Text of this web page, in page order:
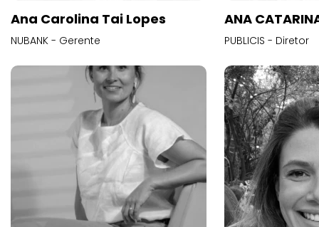
Ana Carolina Tai Lopes
NUBANK - Gerente
ANA
PUBLICIS - Diretor